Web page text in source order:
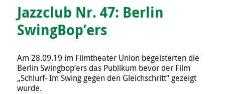
Jazzclub Nr. 47: Berlin
SwingBop’ers
Am 28.09.19 im Filmtheater Union begeisterten die
Berlin Swingbop’ers das Publikum bevor der Film
„Schlurf- Im Swing gegen den Gleichschritt“ gezeigt
wurde.